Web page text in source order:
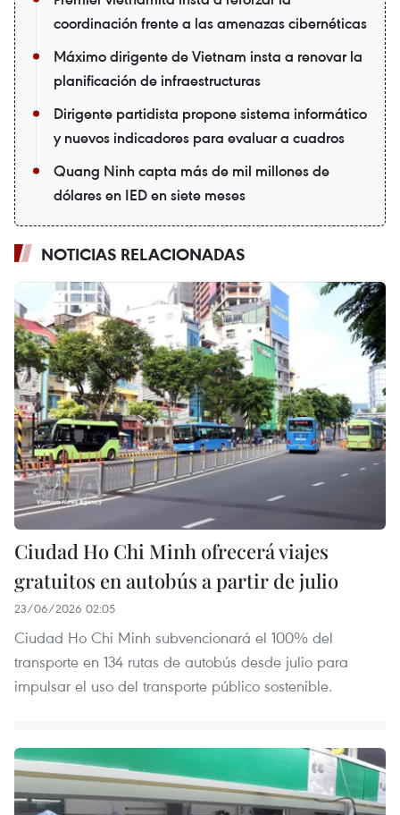
coordinación frente a las amenazas cibernéticas
Máximo dirigente de Vietnam insta a renovar la
planificación de infraestructuras
Dirigente partidista propone sistema informático
y nuevos indicadores para evaluar a cuadros
Quang Ninh capta más de mil millones de
dólares en IED en siete meses
NOTICIAS RELACIONADAS
Ciudad Ho Chi Minh ofrecerá viajes
gratuitos en autobús a partir de julio
23/06/2026 02:05
Ciudad Ho Chi Minh subvencionará el 100% del
transporte en 134 rutas de autobús desde julio para
impulsar el uso del transporte público sostenible.